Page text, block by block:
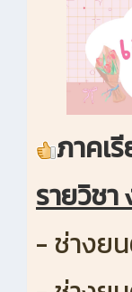
ภาคเ
รายวิช
- ช่างย